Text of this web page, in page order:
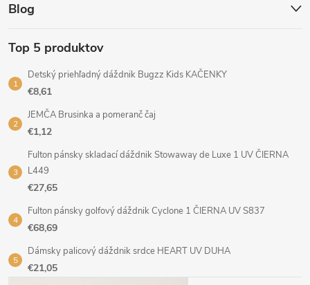
Blog
Top 5 produktov
Detský priehľadný dáždnik Bugzz Kids KAČENKY
€8,61
JEMČA Brusinka a pomeranč čaj
€1,12
Fulton pánsky skladací dáždnik Stowaway de Luxe 1 UV ČIERNA
L449
€27,65
Fulton pánsky golfový dáždnik Cyclone 1 ČIERNA UV S837
€68,69
Dámsky palicový dáždnik srdce HEART UV DUHA
€21,05